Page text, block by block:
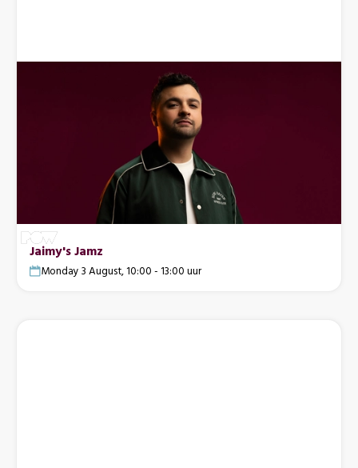
Jaimy's Jamz
Monday 3 August, 10:00 - 13:00 uur